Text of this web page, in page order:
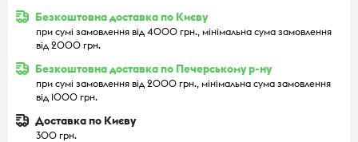
Безкоштовна доставка по Києву
при сумі замовлення від 4000 грн., мінімальна сума замовлення
від 2000 грн.
Безкоштовна доставка по Печерському р-ну
при сумі замовлення від 2000 грн., мінімальна сума замовлення
від 1000 грн.
Доставка по Києву
300 грн.